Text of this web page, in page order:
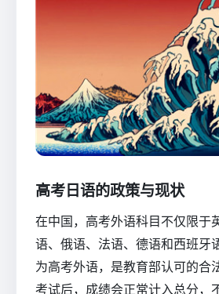
高考日语的政策与现状
在中国，高考外语科目不仅限于
语、俄语、法语、德语和西班牙
为高考外语，是教育部认可的合
考试后，成绩会正常计入总分，